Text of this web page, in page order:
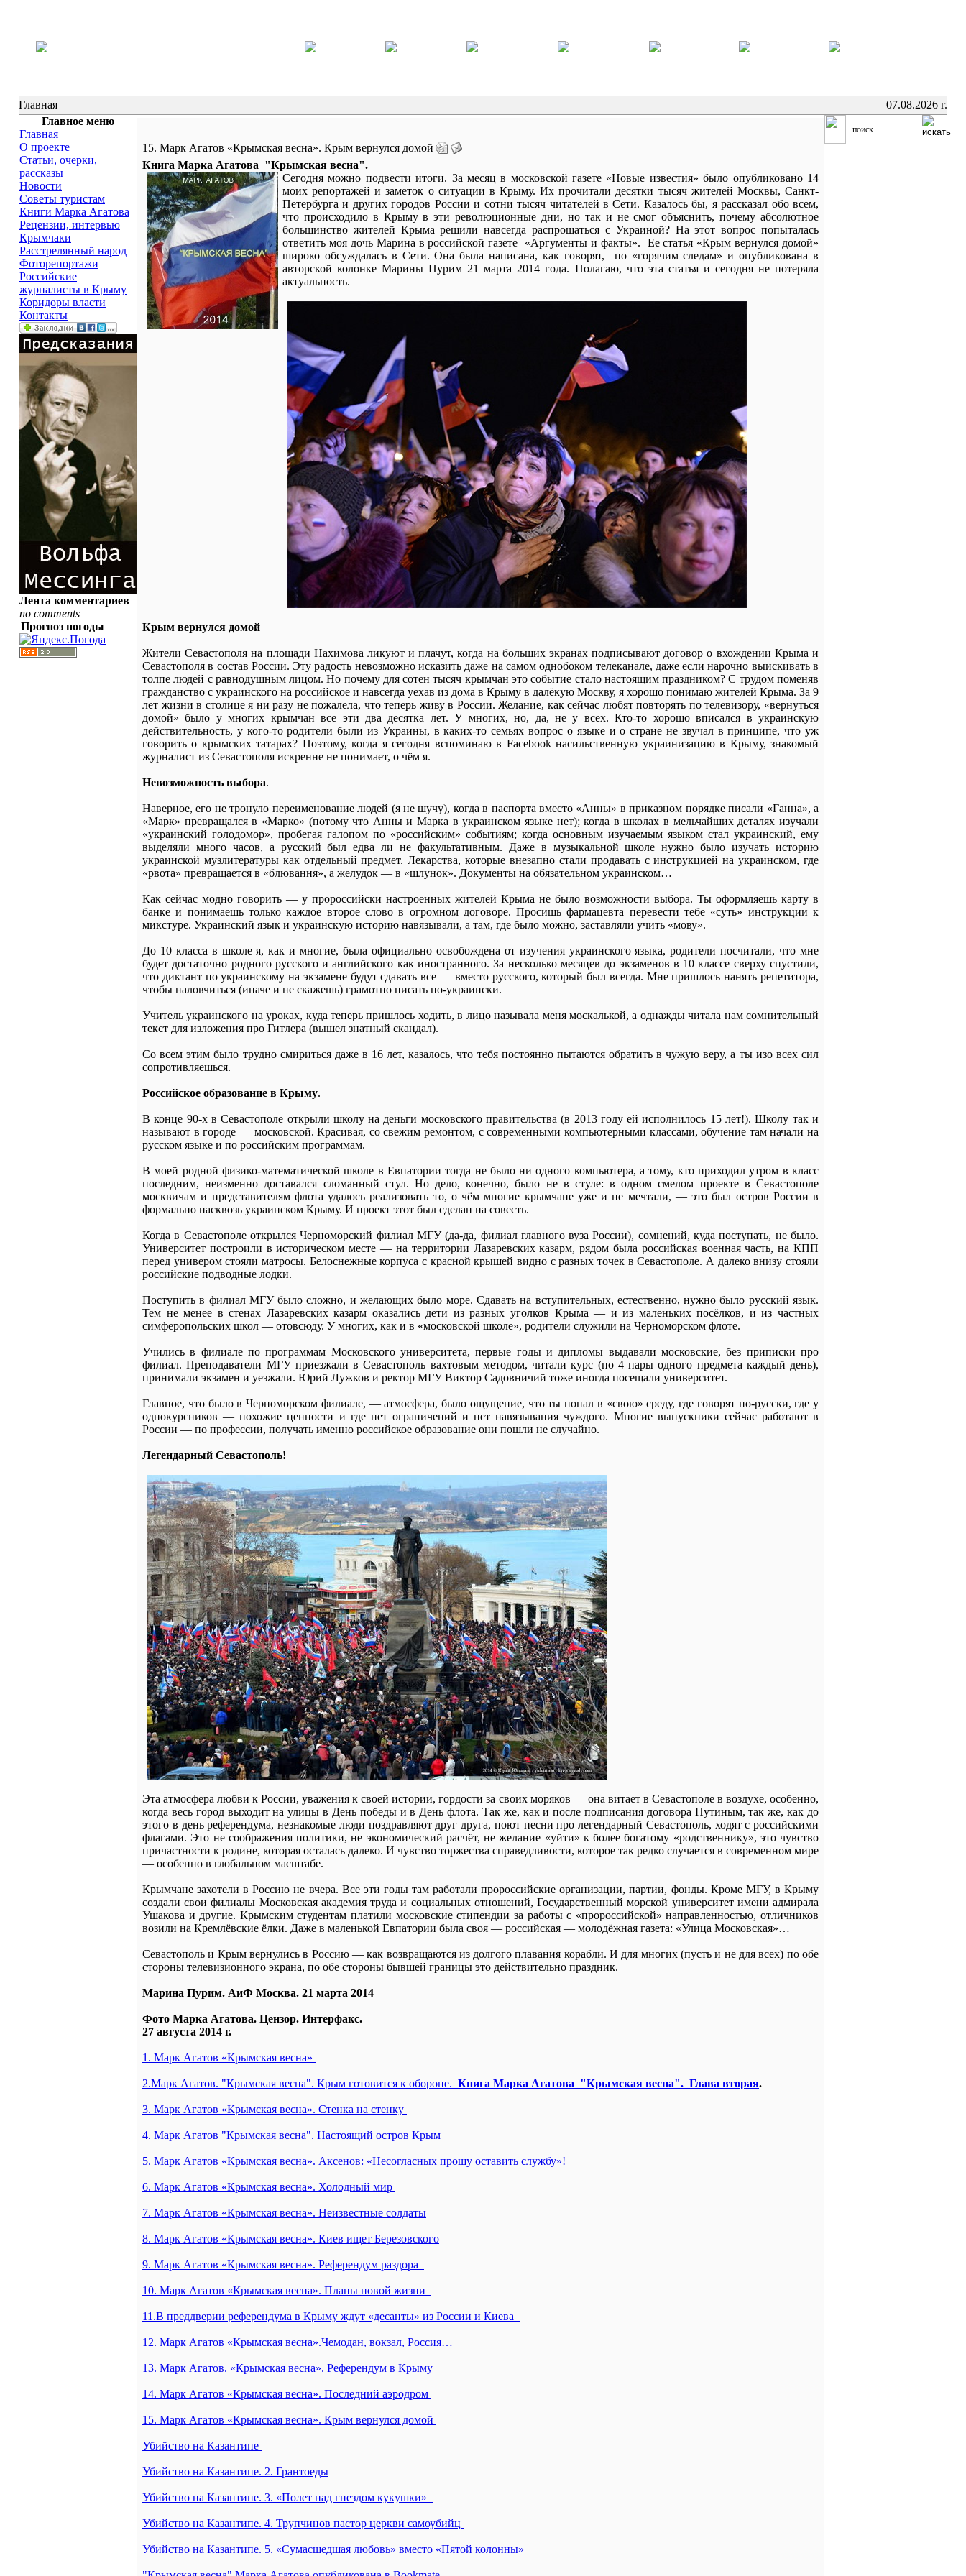
Главная
07.08.2026 г.
Главное меню
Главная
О проекте
Статьи, очерки,
рассказы
Новости
Советы туристам
Книги Марка Агатова
Рецензии, интервью
Крымчаки
Расстрелянный народ
Фоторепортажи
Российские
журналисты в Крыму
Коридоры власти
Контакты
Лента комментариев
no comments
Прогноз погоды
15. Марк Агатов «Крымская весна». Крым вернулся домой
Книга Марка Агатова "Крымская весна".
Сегодня можно подвести итоги. За месяц в московской газете «Новые известия» было опубликовано 14
моих репортажей и заметок о ситуации в Крыму. Их прочитали десятки тысяч жителей Москвы, Санкт-
Петербурга и других городов России и сотни тысяч читателей в Сети. Казалось бы, я рассказал обо всем,
что происходило в Крыму в эти революционные дни, но так и не смог объяснить, почему абсолютное
большинство жителей Крыма решили навсегда распрощаться с Украиной? На этот вопрос попыталась
ответить моя дочь Марина в российской газете «Аргументы и факты». Ее статья «Крым вернулся домой»
широко обсуждалась в Сети. Она была написана, как говорят, по «горячим следам» и опубликована в
авторской колонке Марины Пурим 21 марта 2014 года. Полагаю, что эта статья и сегодня не потеряла
актуальность.
Крым вернулся домой
Жители Севастополя на площади Нахимова ликуют и плачут, когда на больших экранах подписывают договор о вхождении Крыма и
Севастополя в состав России. Эту радость невозможно исказить даже на самом однобоком телеканале, даже если нарочно выискивать в
толпе людей с равнодушным лицом. Но почему для сотен тысяч крымчан это событие стало настоящим праздником? С трудом поменяв
гражданство с украинского на российское и навсегда уехав из дома в Крыму в далёкую Москву, я хорошо понимаю жителей Крыма. За 9
лет жизни в столице я ни разу не пожалела, что теперь живу в России. Желание, как сейчас любят повторять по телевизору, «вернуться
домой» было у многих крымчан все эти два десятка лет. У многих, но, да, не у всех. Кто-то хорошо вписался в украинскую
действительность, у кого-то родители были из Украины, в каких-то семьях вопрос о языке и о стране не звучал в принципе, что уж
говорить о крымских татарах? Поэтому, когда я сегодня вспоминаю в Facebook насильственную украинизацию в Крыму, знакомый
журналист из Севастополя искренне не понимает, о чём я.
Невозможность выбора.
Наверное, его не тронуло переименование людей (я не шучу), когда в паспорта вместо «Анны» в приказном порядке писали «Ганна», а
«Марк» превращался в «Марко» (потому что Анны и Марка в украинском языке нет); когда в школах в мельчайших деталях изучали
«украинский голодомор», пробегая галопом по «российским» событиям; когда основным изучаемым языком стал украинский, ему
выделяли много часов, а русский был едва ли не факультативным. Даже в музыкальной школе нужно было изучать историю
украинской музлитературы как отдельный предмет. Лекарства, которые внезапно стали продавать с инструкцией на украинском, где
«рвота» превращается в «блювання», а желудок — в «шлунок». Документы на обязательном украинском…
Как сейчас модно говорить — у пророссийски настроенных жителей Крыма не было возможности выбора. Ты оформляешь карту в
банке и понимаешь только каждое второе слово в огромном договоре. Просишь фармацевта перевести тебе «суть» инструкции к
микстуре. Украинский язык и украинскую историю навязывали, а там, где было можно, заставляли учить «мову».
До 10 класса в школе я, как и многие, была официально освобождена от изучения украинского языка, родители посчитали, что мне
будет достаточно родного русского и английского как иностранного. За несколько месяцев до экзаменов в 10 классе сверху спустили,
что диктант по украинскому на экзамене будут сдавать все — вместо русского, который был всегда. Мне пришлось нанять репетитора,
чтобы наловчиться (иначе и не скажешь) грамотно писать по-украински.
Учитель украинского на уроках, куда теперь пришлось ходить, в лицо называла меня москалькой, а однажды читала нам сомнительный
текст для изложения про Гитлера (вышел знатный скандал).
Со всем этим было трудно смириться даже в 16 лет, казалось, что тебя постоянно пытаются обратить в чужую веру, а ты изо всех сил
сопротивляешься.
Российское образование в Крыму.
В конце 90-х в Севастополе открыли школу на деньги московского правительства (в 2013 году ей исполнилось 15 лет!). Школу так и
называют в городе — московской. Красивая, со свежим ремонтом, с современными компьютерными классами, обучение там начали на
русском языке и по российским программам.
В моей родной физико-математической школе в Евпатории тогда не было ни одного компьютера, а тому, кто приходил утром в класс
последним, неизменно доставался сломанный стул. Но дело, конечно, было не в стуле: в одном смелом проекте в Севастополе
москвичам и представителям флота удалось реализовать то, о чём многие крымчане уже и не мечтали, — это был остров России в
формально насквозь украинском Крыму. И проект этот был сделан на совесть.
Когда в Севастополе открылся Черноморский филиал МГУ (да-да, филиал главного вуза России), сомнений, куда поступать, не было.
Университет построили в историческом месте — на территории Лазаревских казарм, рядом была российская военная часть, на КПП
перед универом стояли матросы. Белоснежные корпуса с красной крышей видно с разных точек в Севастополе. А далеко внизу стояли
российские подводные лодки.
Поступить в филиал МГУ было сложно, и желающих было море. Сдавать на вступительных, естественно, нужно было русский язык.
Тем не менее в стенах Лазаревских казарм оказались дети из разных уголков Крыма — и из маленьких посёлков, и из частных
симферопольских школ — отовсюду. У многих, как и в «московской школе», родители служили на Черноморском флоте.
Учились в филиале по программам Московского университета, первые годы и дипломы выдавали московские, без приписки про
филиал. Преподаватели МГУ приезжали в Севастополь вахтовым методом, читали курс (по 4 пары одного предмета каждый день),
принимали экзамен и уезжали. Юрий Лужков и ректор МГУ Виктор Садовничий тоже иногда посещали университет.
Главное, что было в Черноморском филиале, — атмосфера, было ощущение, что ты попал в «свою» среду, где говорят по-русски, где у
однокурсников — похожие ценности и где нет ограничений и нет навязывания чуждого. Многие выпускники сейчас работают в
России — по профессии, получать именно российское образование они пошли не случайно.
Легендарный Севастополь!
Эта атмосфера любви к России, уважения к своей истории, гордости за своих моряков — она витает в Севастополе в воздухе, особенно,
когда весь город выходит на улицы в День победы и в День флота. Так же, как и после подписания договора Путиным, так же, как до
этого в день референдума, незнакомые люди поздравляют друг друга, поют песни про легендарный Севастополь, ходят с российскими
флагами. Это не соображения политики, не экономический расчёт, не желание «уйти» к более богатому «родственнику», это чувство
причастности к родине, которая осталась далеко. И чувство торжества справедливости, которое так редко случается в современном мире
— особенно в глобальном масштабе.
Крымчане захотели в Россию не вчера. Все эти годы там работали пророссийские организации, партии, фонды. Кроме МГУ, в Крыму
создали свои филиалы Московская академия труда и социальных отношений, Государственный морской университет имени адмирала
Ушакова и другие. Крымским студентам платили московские стипендии за работы с «пророссийской» направленностью, отличников
возили на Кремлёвские ёлки. Даже в маленькой Евпатории была своя — российская — молодёжная газета: «Улица Московская»…
Севастополь и Крым вернулись в Россию — как возвращаются из долгого плавания корабли. И для многих (пусть и не для всех) по обе
стороны телевизионного экрана, по обе стороны бывшей границы это действительно праздник.
Марина Пурим. АиФ Москва. 21 марта 2014
Фото Марка Агатова. Цензор. Интерфакс.
27 августа 2014 г.
1. Марк Агатов «Крымская весна»
2.Марк Агатов. "Крымская весна". Крым готовится к обороне. Книга Марка Агатова "Крымская весна". Глава вторая.
3. Марк Агатов «Крымская весна». Стенка на стенку
4. Марк Агатов "Крымская весна". Настоящий остров Крым
5. Марк Агатов «Крымская весна». Аксенов: «Несогласных прошу оставить службу»!
6. Марк Агатов «Крымская весна». Холодный мир
7. Марк Агатов «Крымская весна». Неизвестные солдаты
8. Марк Агатов «Крымская весна». Киев ищет Березовского
9. Марк Агатов «Крымская весна». Референдум раздора
10. Марк Агатов «Крымская весна». Планы новой жизни
11.В преддверии референдума в Крыму ждут «десанты» из России и Киева
12. Марк Агатов «Крымская весна».Чемодан, вокзал, Россия…
13. Марк Агатов. «Крымская весна». Референдум в Крыму
14. Марк Агатов «Крымская весна». Последний аэродром
15. Марк Агатов «Крымская весна». Крым вернулся домой
Убийство на Казантипе
Убийство на Казантипе. 2. Грантоеды
Убийство на Казантипе. 3. «Полет над гнездом кукушки»
Убийство на Казантипе. 4. Трупчинов пастор церкви самоубийц
Убийство на Казантипе. 5. «Сумасшедшая любовь» вместо «Пятой колонны»